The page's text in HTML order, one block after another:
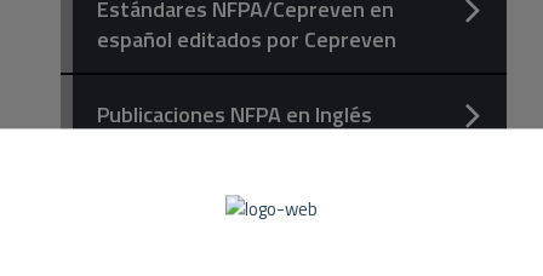
Estándares NFPA/Cepreven en
español editados por Cepreven
Publicaciones NFPA en Inglés
Publicaciones NFPA en Español